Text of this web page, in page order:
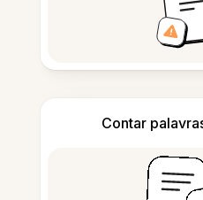
Contar